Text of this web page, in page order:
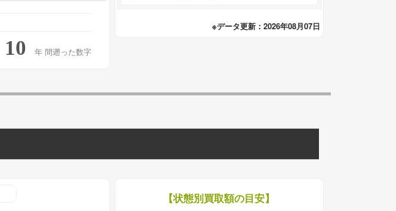
10 年 間遡った数字
※データ更新：2026年08月07日
【状態別買取額の目安】